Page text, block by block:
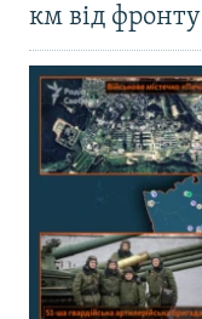
км від фронту